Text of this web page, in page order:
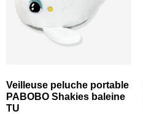
Veilleuse peluche portable
PABOBO Shakies baleine
TU